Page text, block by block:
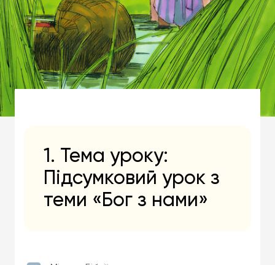
1. Тема уроку:
Підсумковий урок з
теми «Бог з нами»